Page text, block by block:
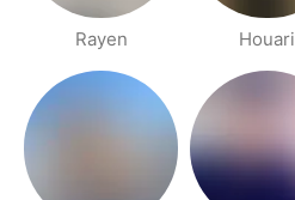
Rayen Houari